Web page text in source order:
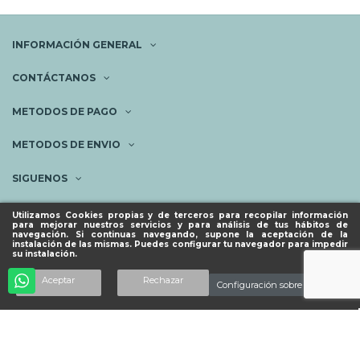
Utilizamos Cookies propias y de terceros para recopilar información
para mejorar nuestros servicios y para análisis de tus hábitos de
navegación. Si continuas navegando, supone la aceptación de la
instalación de las mismas. Puedes configurar tu navegador para impedir
su instalación.
Aceptar Rechazar Configuración sobre cookies
Añadir al carrito
INFORMACIÓN GENERAL
CONTÁCTANOS
METODOS DE PAGO
METODOS DE ENVIO
SIGUENOS
NEWSLETTER